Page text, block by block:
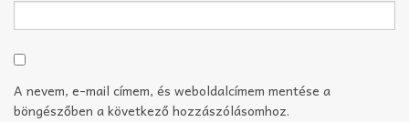
A nevem, e-mail címem, és weboldalcímem mentése a
böngészőben a következő hozzászólásomhoz.